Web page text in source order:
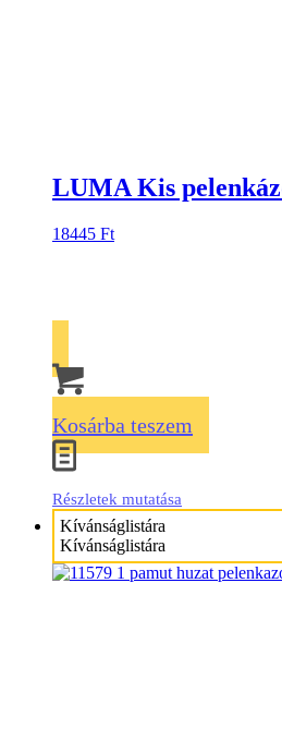
LUMA Kis
18445 Ft
Kosárba teszem
Részletek mutatása
Kívánságlistára
Kívánságlistára